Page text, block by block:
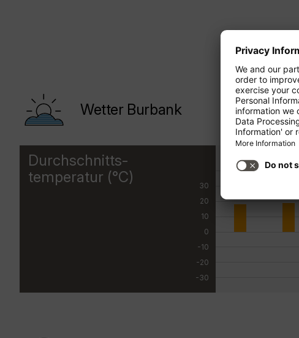
Wetter Burbank
Durchschnitts-
temperatur (°C)
30
20
10
0
-10
-20
-30
JAN